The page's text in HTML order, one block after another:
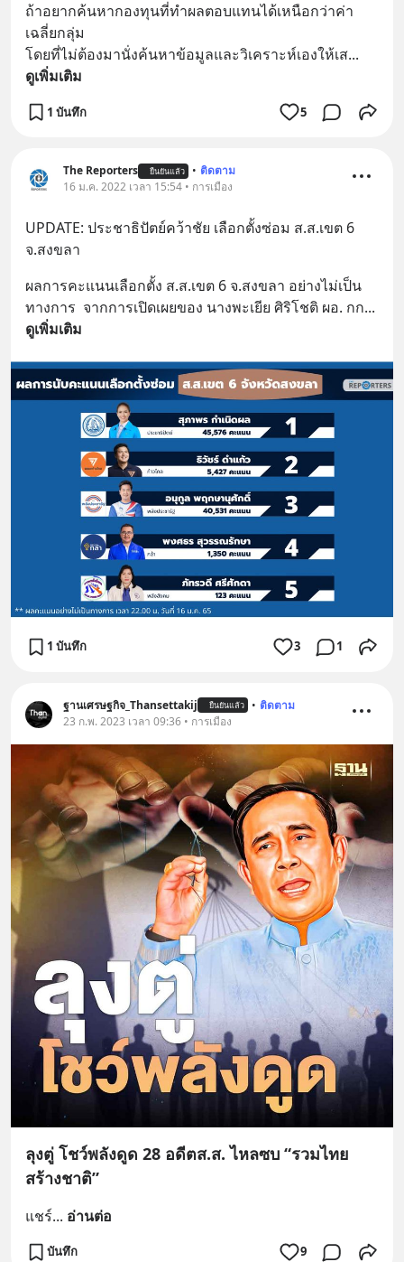
ถ้าอยากค้นหากองทุนที่ทำผลตอบแทนได้เหนือกว่าค่า
เฉลี่ยกลุ่ม
โดยที่ไม่ต้องมานั่งค้นหาข้อมูลและวิเคราะห์เองให้เส...
ดูเพิ่มเติม
1 บันทึก 5
The Reporters ยืนยันแล้ว • ติดตาม
16 ม.ค. 2022 เวลา 15:54 • การเมือง
UPDATE: ประชาธิปัตย์คว้าชัย เลือกตั้งซ่อม ส.ส.เขต 6
จ.สงขลา
ผลการคะแนนเลือกตั้ง ส.ส.เขต 6 จ.สงขลา อย่างไม่เป็น
ทางการ  จากการเปิดเผยของ นางพะเยีย ศิริโชติ ผอ. กก...
ดูเพิ่มเติม
1 บันทึก 3 1
ฐานเศรษฐกิจ_Thansettakij ยืนยันแล้ว • ติดตาม
23 ก.พ. 2023 เวลา 09:36 • การเมือง
ลุงตู่ โชว์พลังดูด 28 อดีตส.ส. ไหลซบ “รวมไทย
สร้างชาติ”
แชร์... อ่านต่อ
บันทึก 9